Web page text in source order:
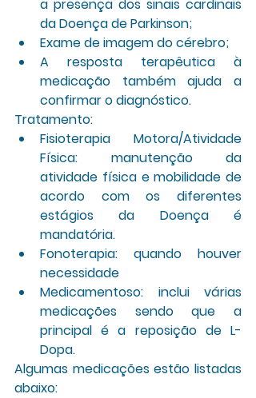
a presença dos sinais cardinais
da Doença de Parkinson;
Exame de imagem do cérebro;
A resposta terapêutica à
medicação também ajuda a
confirmar o diagnóstico.
Tratamento:
Fisioterapia Motora/Atividade
Física: manutenção da
atividade física e mobilidade de
acordo com os diferentes
estágios da Doença é
mandatória.
Fonoterapia: quando houver
necessidade
Medicamentoso: inclui várias
medicações sendo que a
principal é a reposição de L-
Dopa.
Algumas medicações estão listadas
abaixo: